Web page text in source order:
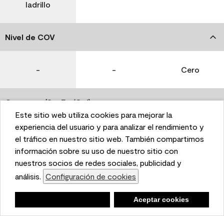
This website uses cookies to enhance user experience
and to analyze performance and traffic on our website.
We also share information about your use of our site
with our social media, advertising, and analytics
partners. Cookie Settings
Accept Cookies
Este sitio web utiliza cookies para mejorar la
experiencia del usuario y para analizar el rendimiento y
el tráfico en nuestro sitio web. También compartimos
información sobre su uso de nuestro sitio con
nuestros socios de redes sociales, publicidad y
análisis. Configuración de cookies
Aceptar cookies
ladrillo
Nivel de COV
- - Cero
Coverage (Sq. Ft./Gal)
350-400 400-450 400-450
Tiempo de secado
1 hora